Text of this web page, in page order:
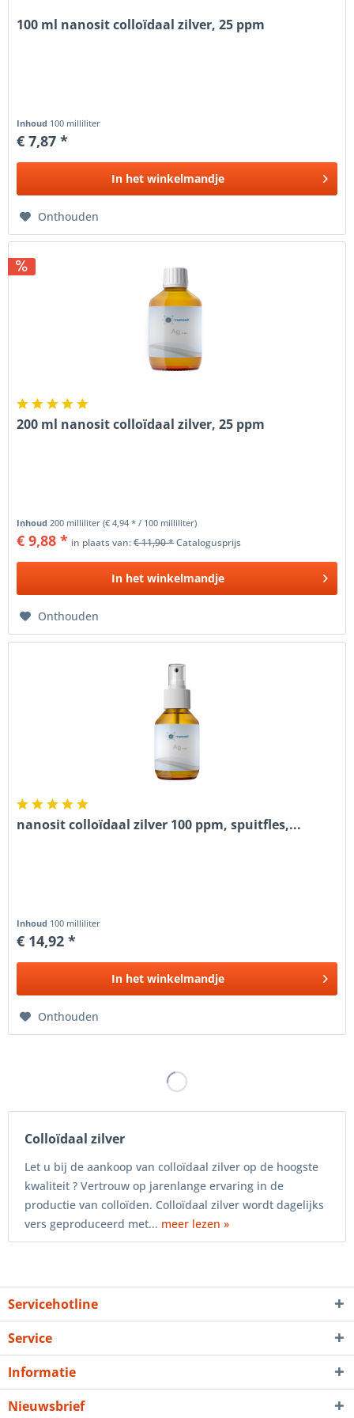
100 ml nanosit colloïdaal zilver, 25 ppm
Inhoud 100 milliliter
€ 7,87 *
In het winkelmandje
Onthouden
200 ml nanosit colloïdaal zilver, 25 ppm
Inhoud200 milliliter(€ 4,94 * / 100 milliliter)
€ 9,88 * in plaats van:€ 11,90 *Catalogusprijs
In het winkelmandje
Onthouden
nanosit colloïdaal zilver 100 ppm, spuitfles,...
Inhoud 100 milliliter
€ 14,92 *
In het winkelmandje
Onthouden
Colloïdaal zilver
Let u bij de aankoop van colloïdaal zilver op de hoogste
kwaliteit ? Vertrouw op jarenlange ervaring in de
productie van colloïden. Colloïdaal zilver wordt dagelijks
vers geproduceerd met... meer lezen »
Servicehotline
Service
Informatie
Nieuwsbrief